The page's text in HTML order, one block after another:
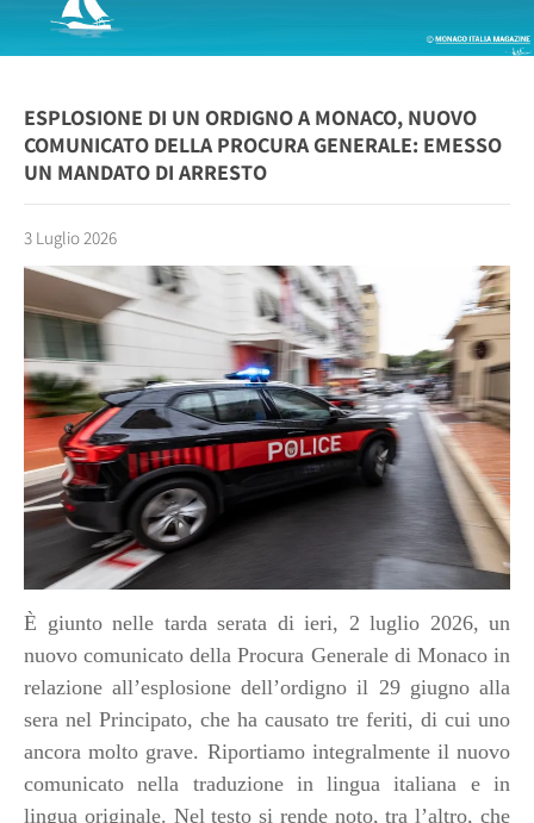
ESPLOSIONE DI UN ORDIGNO A MONACO, NUOVO
COMUNICATO DELLA PROCURA GENERALE: EMESSO
UN MANDATO DI ARRESTO
3 Luglio 2026
È giunto nelle tarda serata di ieri, 2 luglio 2026, un
nuovo comunicato della Procura Generale di Monaco in
relazione all’esplosione dell’ordigno il 29 giugno alla
sera nel Principato, che ha causato tre feriti, di cui uno
ancora molto grave. Riportiamo integralmente il nuovo
comunicato nella traduzione in lingua italiana e in
lingua originale. Nel testo si rende noto, tra l’altro, che